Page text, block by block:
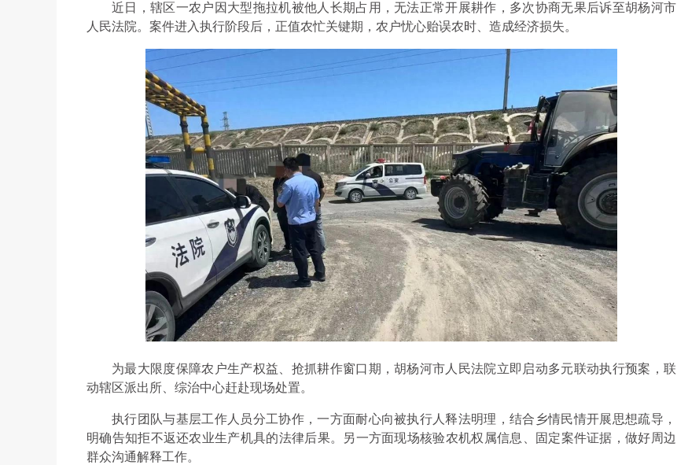
近日，辖区一农户因大型拖拉机被他人长期占用，无法正常开展耕作，多次协商无果后诉至胡杨河市
人民法院。案件进入执行阶段后，正值农忙关键期，农户忧心贻误农时、造成经济损失。
为最大限度保障农户生产权益、抢抓耕作窗口期，胡杨河市人民法院立即启动多元联动执行预案，联
动辖区派出所、综治中心赶赴现场处置。
执行团队与基层工作人员分工协作，一方面耐心向被执行人释法明理，结合乡情民情开展思想疏导，
明确告知拒不返还农业生产机具的法律后果。另一方面现场核验农机权属信息、固定案件证据，做好周边
群众沟通解释工作。